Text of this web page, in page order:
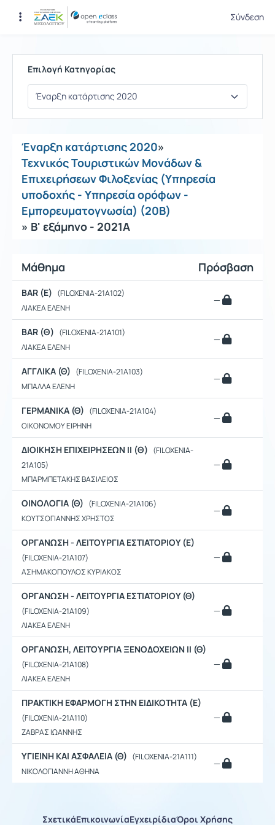
Σύνδεση
Μαθήματα
Επιλογή Κατηγορίας
Έναρξη κατάρτισης 2020»
Τεχνικός Τουριστικών Μονάδων &
Επιχειρήσεων Φιλοξενίας (Υπηρεσία
υποδοχής - Υπηρεσία ορόφων -
Εμπορευματογνωσία) (20Β)
» Β' εξάμηνο - 2021Α
Μάθημα Πρόσβαση
BAR (Ε) (FILOXENIA-21A102)
ΛΙΑΚΕΑ ΕΛΕΝΗ
—
BAR (Θ) (FILOXENIA-21A101)
ΛΙΑΚΕΑ ΕΛΕΝΗ
—
ΑΓΓΛΙΚΑ (Θ) (FILOXENIA-21A103)
ΜΠΑΛΛΑ ΕΛΕΝΗ
—
ΓΕΡΜΑΝΙΚΑ (Θ) (FILOXENIA-21A104)
ΟΙΚΟΝΟΜΟΥ ΕΙΡΗΝΗ
—
ΔΙΟΙΚΗΣΗ ΕΠΙΧΕΙΡΗΣΕΩΝ II (Θ) (FILOXENIA-
21A105)
ΜΠΑΡΜΠΕΤΑΚΗΣ ΒΑΣΙΛΕΙΟΣ
—
ΟΙΝΟΛΟΓΙΑ (Θ) (FILOXENIA-21A106)
ΚΟΥΤΣΟΓΙΑΝΝΗΣ ΧΡΗΣΤΟΣ
—
ΟΡΓΑΝΩΣΗ - ΛΕΙΤΟΥΡΓΙΑ ΕΣΤΙΑΤΟΡΙΟΥ (Ε)
(FILOXENIA-21A107)
ΑΣΗΜΑΚΟΠΟΥΛΟΣ ΚΥΡΙΑΚΟΣ
—
ΟΡΓΑΝΩΣΗ - ΛΕΙΤΟΥΡΓΙΑ ΕΣΤΙΑΤΟΡΙΟΥ (Θ)
(FILOXENIA-21A109)
ΛΙΑΚΕΑ ΕΛΕΝΗ
—
ΟΡΓΑΝΩΣΗ, ΛΕΙΤΟΥΡΓΙΑ ΞΕΝΟΔΟΧΕΙΩΝ ΙΙ (Θ)
(FILOXENIA-21A108)
ΛΙΑΚΕΑ ΕΛΕΝΗ
—
ΠΡΑΚΤΙΚΗ ΕΦΑΡΜΟΓΗ ΣΤΗΝ ΕΙΔΙΚΟΤΗΤΑ (Ε)
(FILOXENIA-21A110)
ΖΑΒΡΑΣ ΙΩΑΝΝΗΣ
—
ΥΓΙΕΙΝΗ ΚΑΙ ΑΣΦΑΛΕΙΑ (Θ) (FILOXENIA-21A111)
ΝΙΚΟΛΟΓΙΑΝΝΗ ΑΘΗΝΑ
—
ΣχετικάΕπικοινωνίαΕγχειρίδιαΌροι Χρήσης